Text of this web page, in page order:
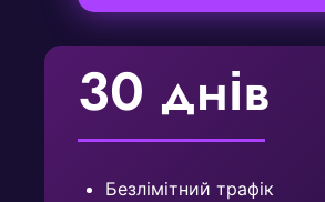
30 днів
Безлімітний трафік